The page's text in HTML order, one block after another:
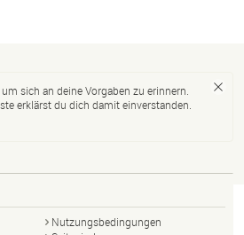
sich an deine Vorgaben zu erinnern.
erklärst du dich damit einverstanden.
Nutzungsbedingungen